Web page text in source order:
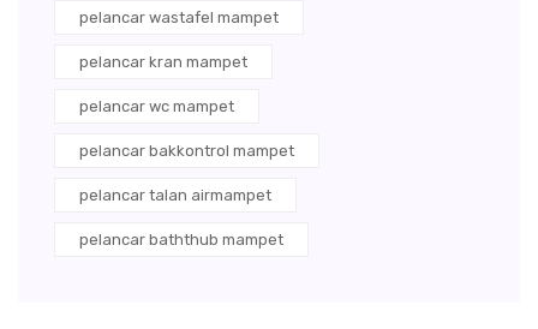
pelancar wastafel mampet
pelancar kran mampet
pelancar wc mampet
pelancar bakkontrol mampet
pelancar talan airmampet
pelancar baththub mampet